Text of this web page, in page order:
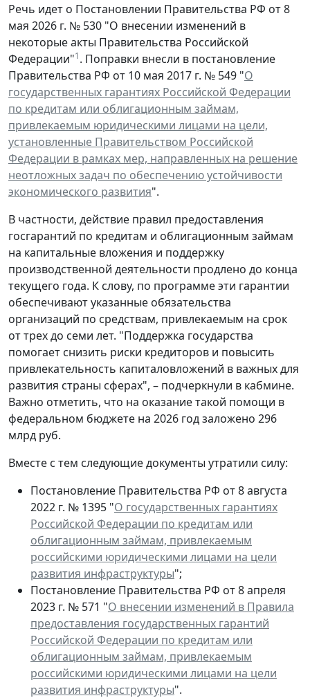
Речь идет о Постановлении Правительства РФ от 8
мая 2026 г. № 530 "О внесении изменений в
некоторые акты Правительства Российской
Федерации"1. Поправки внесли в постановление
Правительства РФ от 10 мая 2017 г. № 549 "О
государственных гарантиях Российской Федерации
по кредитам или облигационным займам,
привлекаемым юридическими лицами на цели,
установленные Правительством Российской
Федерации в рамках мер, направленных на решение
неотложных задач по обеспечению устойчивости
экономического развития".
В частности, действие правил предоставления
госгарантий по кредитам и облигационным займам
на капитальные вложения и поддержку
производственной деятельности продлено до конца
текущего года. К слову, по программе эти гарантии
обеспечивают указанные обязательства
организаций по средствам, привлекаемым на срок
от трех до семи лет. "Поддержка государства
помогает снизить риски кредиторов и повысить
привлекательность капиталовложений в важных для
развития страны сферах", – подчеркнули в кабмине.
Важно отметить, что на оказание такой помощи в
федеральном бюджете на 2026 год заложено 296
млрд руб.
Вместе с тем следующие документы утратили силу:
Постановление Правительства РФ от 8 августа
2022 г. № 1395 "О государственных гарантиях
Российской Федерации по кредитам или
облигационным займам, привлекаемым
российскими юридическими лицами на цели
развития инфраструктуры";
Постановление Правительства РФ от 8 апреля
2023 г. № 571 "О внесении изменений в Правила
предоставления государственных гарантий
Российской Федерации по кредитам или
облигационным займам, привлекаемым
российскими юридическими лицами на цели
развития инфраструктуры".